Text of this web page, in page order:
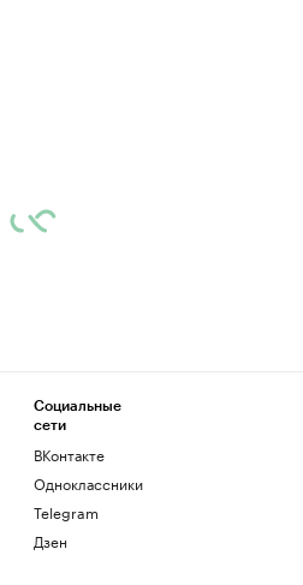
Социальные
сети
ВКонтакте
Одноклассники
Telegram
Дзен